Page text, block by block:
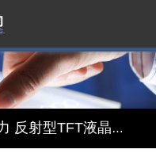
【省エネ革新】超低消費電力 反射型TFT液晶モジュール